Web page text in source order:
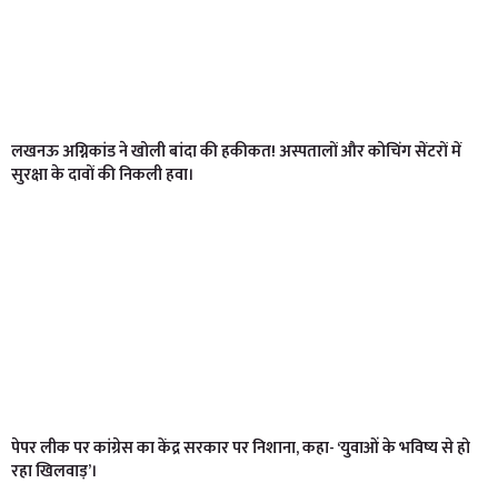
लखनऊ अग्निकांड ने खोली बांदा की हकीकत! अस्पतालों और कोचिंग सेंटरों में
सुरक्षा के दावों की निकली हवा।
पेपर लीक पर कांग्रेस का केंद्र सरकार पर निशाना, कहा- ‘युवाओं के भविष्य से हो
रहा खिलवाड़’।